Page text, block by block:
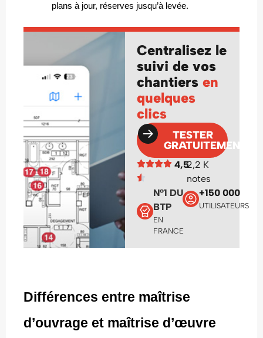
plans à jour, réserves jusqu’à levée.
Centralisez le
suivi de vos
chantiersen
quelques
clics
TESTER
GRATUITEMENT
4,52,2 K
notes
N°1 DU
BTP
EN
FRANCE
+150 000
UTILISATEURS
Différences entre maîtrise
d’ouvrage et maîtrise d’œuvre